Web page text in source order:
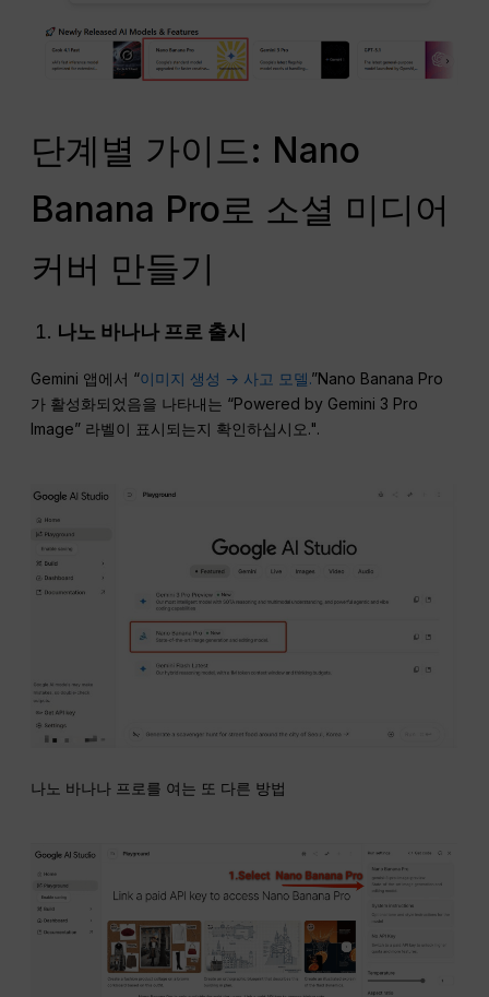
단계별 가이드: Nano
Banana Pro로 소셜 미디어
커버 만들기
나노 바나나 프로 출시
Gemini 앱에서 “이미지 생성 → 사고 모델.”Nano Banana Pro
가 활성화되었음을 나타내는 “Powered by Gemini 3 Pro
Image” 라벨이 표시되는지 확인하십시오.".
나노 바나나 프로를 여는 또 다른 방법